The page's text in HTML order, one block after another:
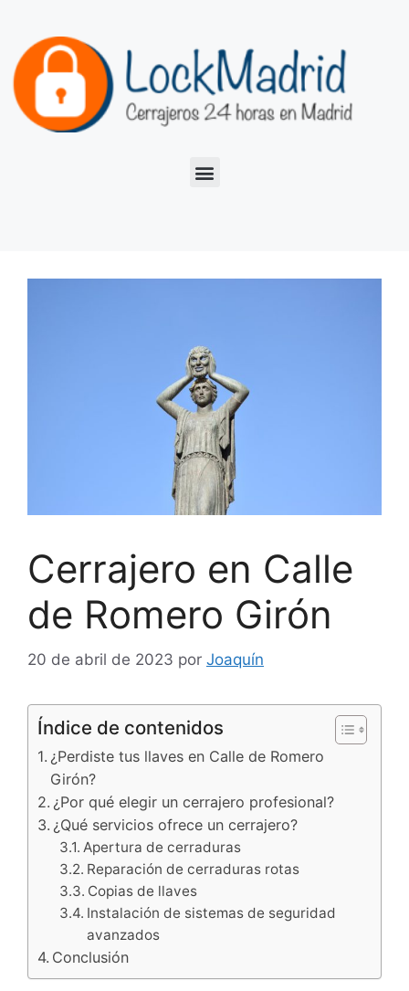
Cerrajero en Calle
de Romero Girón
20 de abril de 2023 por Joaquín
Índice de contenidos
¿Perdiste tus llaves en Calle de Romero
Girón?
¿Por qué elegir un cerrajero profesional?
¿Qué servicios ofrece un cerrajero?
Apertura de cerraduras
Reparación de cerraduras rotas
Copias de llaves
Instalación de sistemas de seguridad
avanzados
Conclusión